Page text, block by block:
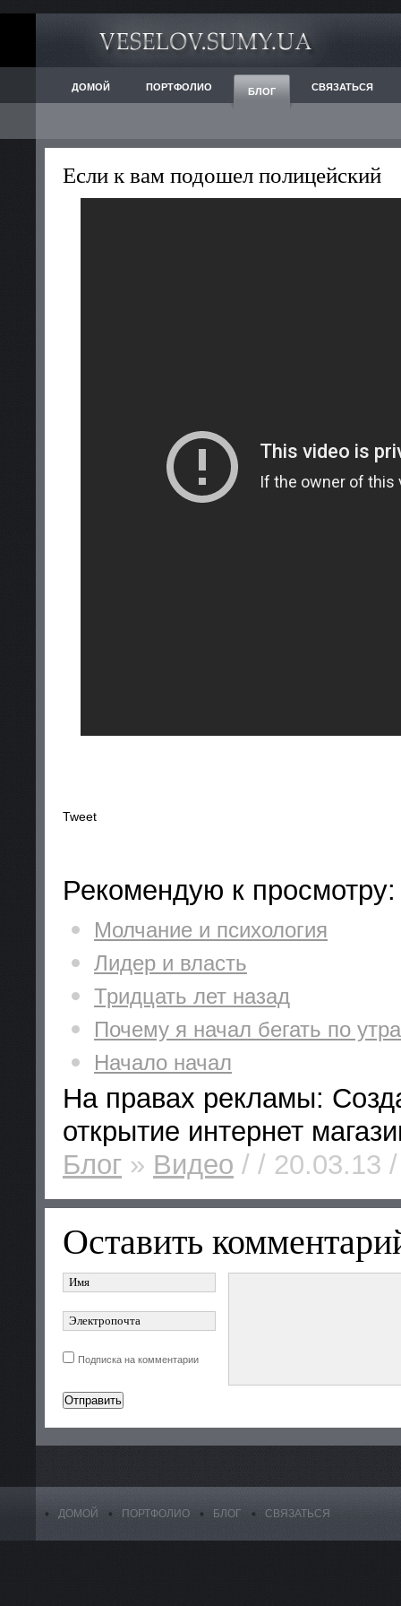
ДОМОЙ ПОРТФОЛИО БЛОГ СВЯЗАТЬСЯ
Если к вам подошел полицейский
Tweet
Рекомендую к просмотру:
Молчание и психология
Лидер и власть
Тридцать лет назад
Почему я начал бегать по
Начало начал
На правах рекламы:
открытие интернет
Блог » Видео / / 20.03.13
Оставить
Подписка на комментарии
ДОМОЙ ПОРТФОЛИО БЛОГ СВЯЗАТЬСЯ